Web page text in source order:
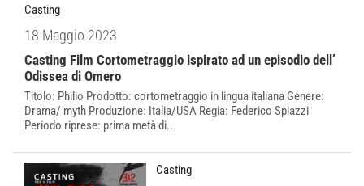
Casting
18 Maggio 2023
Casting Film Cortometraggio ispirato ad un episodio dell’
Odissea di Omero
Titolo: Philio Prodotto: cortometraggio in lingua italiana Genere:
Drama/ myth Produzione: Italia/USA Regia: Federico Spiazzi
Periodo riprese: prima metà di...
Casting